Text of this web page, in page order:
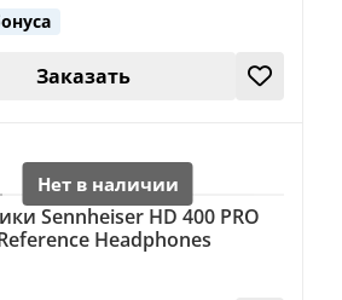
Заказать
Sennheiser HD 400 PRO
Headphones